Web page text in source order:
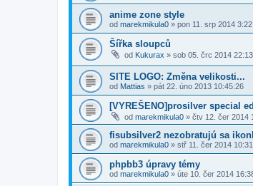
anime zone style
od marekmikula0 » pon 11. srp 2014
Šířka sloupců
od Kukurax » sob 05. črc 2014
SITE LOGO: Změna velikosti...
od Mattias » pát 22. úno 2013 10:45:26
[VYREŠENO]prosilver special
od marekmikula0 » čtv 12. čer 2014
fisubsilver2 nezobratujú sa
od marekmikula0 » stř 11. čer 2014
phpbb3 úpravy témy
od marekmikula0 » úte 10. čer 2014